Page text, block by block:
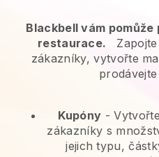
Blackbell vám
restaurace.
zákazníky, vytvořte
Kupóny -
zákazníky s
jejich typu,